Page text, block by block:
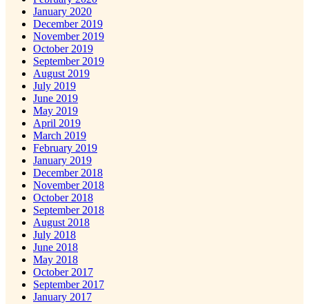
January 2020
December 2019
November 2019
October 2019
September 2019
August 2019
July 2019
June 2019
May 2019
April 2019
March 2019
February 2019
January 2019
December 2018
November 2018
October 2018
September 2018
August 2018
July 2018
June 2018
May 2018
October 2017
September 2017
January 2017